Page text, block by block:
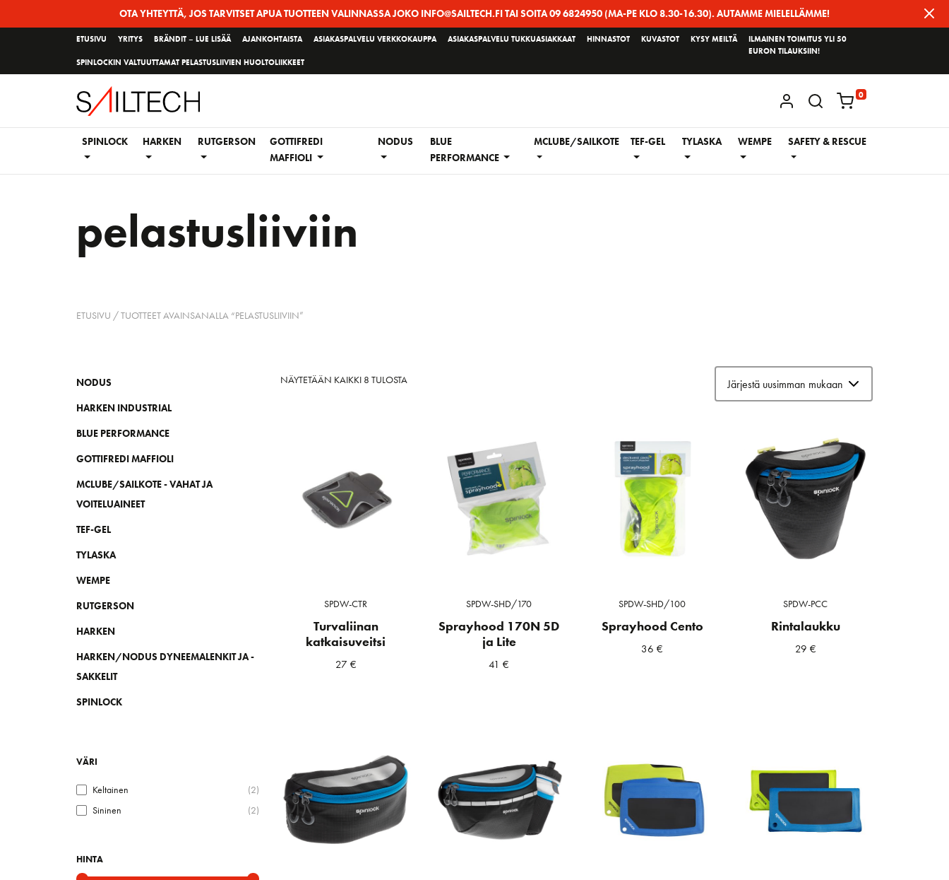
OTA YHTEYTTÄ, JOS TARVITSET APUA TUOTTEEN VALINNASSA JOKO INFO@SAILTECH.FI TAI SOITA 09 6824950 (MA-PE KLO 8.30-16.30). AUTAMME MIELELLÄMME!
ETUSIVU YRITYS BRÄNDIT – LUE LISÄÄ AJANKOHTAISTA ASIAKASPALVELU VERKKOKAUPPA ASIAKASPALVELU TUKKUASIAKKAAT HINNASTOT KUVASTOT KYSY MEILTÄ
SPINLOCKIN VALTUUTTAMAT PELASTUSLIIVIEN HUOLTOLIIKKEET
ILMAINEN TOIMITUS YLI 50
EURON TILAUKSIIN!
KIRJAUDU / REKISTERÖIDY
0
SPINLOCK HARKEN RUTGERSON
GOTTIFREDI
MAFFIOLI
NODUS
BLUE
PERFORMANCE
MCLUBE/SAILKOTE TEF-GEL TYLASKA WEMPE SAFETY & RESCUE
pelastusliiviin
ETUSIVU / TUOTTEET AVAINSANALLA “PELASTUSLIIVIIN”
NODUS
HARKEN INDUSTRIAL
BLUE PERFORMANCE
GOTTIFREDI MAFFIOLI
MCLUBE/SAILKOTE - VAHAT JA
VOITELUAINEET
TEF-GEL
TYLASKA
WEMPE
RUTGERSON
HARKEN
HARKEN/NODUS DYNEEMALENKIT JA -
SAKKELIT
SPINLOCK
VÄRI
Keltainen
(2)
Sininen
(2)
HINTA
NÄYTETÄÄN KAIKKI 8 TULOSTA
SPDW-CTR
Turvaliinan
katkaisuveitsi
27 €
SPDW-SHD/170
Sprayhood 170N 5D
ja Lite
41€
SPDW-SHD/100
Sprayhood Cento
36€
SPDW-PCC
Rintalaukku
29 €